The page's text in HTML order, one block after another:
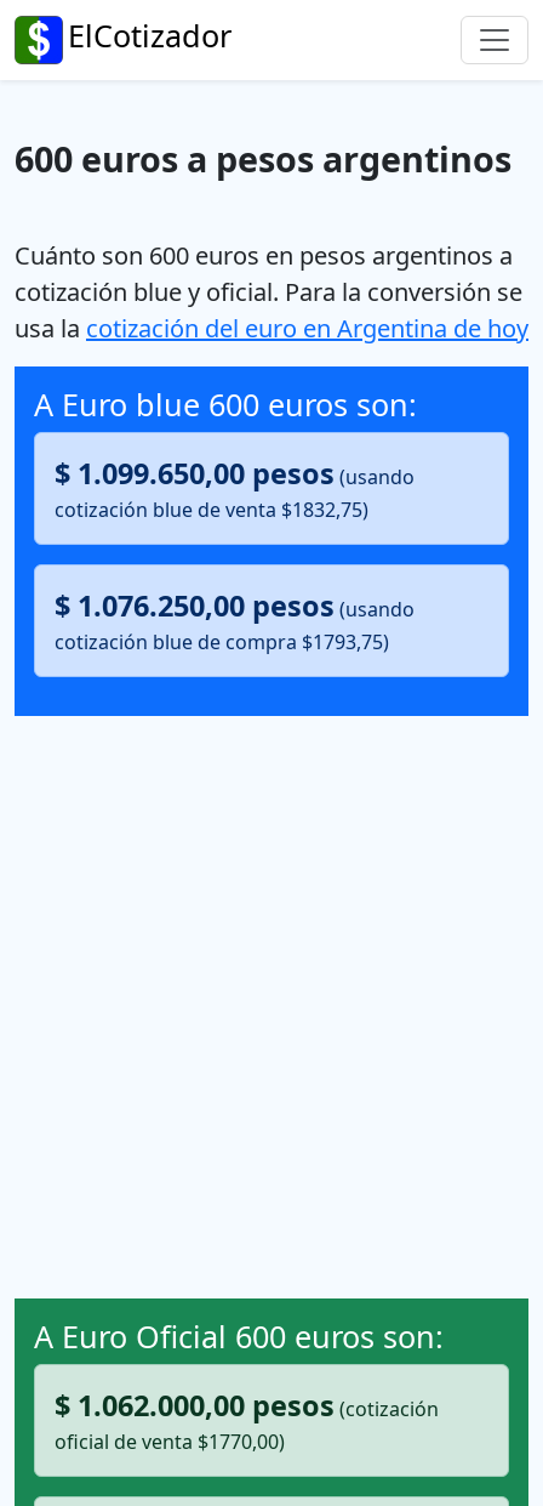
ElCotizador
600 euros a pesos argentinos
Cuánto son 600 euros en pesos argentinos a
cotización blue y oficial. Para la conversión se
usa la cotización del euro en Argentina de hoy
A Euro blue 600 euros son:
$ 1.099.650,00 pesos (usando
cotización blue de venta $1832,75)
$ 1.076.250,00 pesos (usando
cotización blue de compra $1793,75)
A Euro Oficial 600 euros son:
$ 1.062.000,00 pesos (cotización
oficial de venta $1770,00)